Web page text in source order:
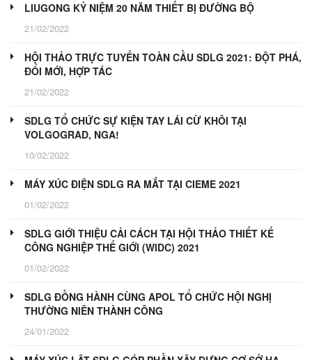
LIUGONG KỶ NIỆM 20 NĂM THIẾT BỊ ĐƯỜNG BỘ
21/02/2022
HỘI THẢO TRỰC TUYẾN TOÀN CẦU SDLG 2021: ĐỘT PHÁ,
ĐỔI MỚI, HỢP TÁC
21/02/2022
SDLG TỔ CHỨC SỰ KIỆN TAY LÁI CỪ KHÔI TẠI
VOLGOGRAD, NGA!
10/02/2022
MÁY XÚC ĐIỆN SDLG RA MẮT TẠI CIEME 2021
01/02/2022
SDLG GIỚI THIỆU CẢI CÁCH TẠI HỘI THẢO THIẾT KẾ
CÔNG NGHIỆP THẾ GIỚI (WIDC) 2021
01/02/2022
SDLG ĐỒNG HÀNH CÙNG APOL TỔ CHỨC HỘI NGHỊ
THƯỜNG NIÊN THÀNH CÔNG
24/01/2022